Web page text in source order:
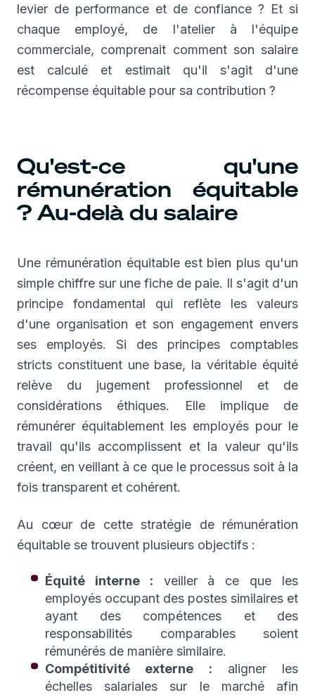
levier de performance et de confiance ? Et si
chaque employé, de l'atelier à l'équipe
commerciale, comprenait comment son salaire
est calculé et estimait qu'il s'agit d'une
récompense équitable pour sa contribution ?
Qu'est-ce qu'une
rémunération équitable
? Au-delà du salaire
Une rémunération équitable est bien plus qu'un
simple chiffre sur une fiche de paie. Il s'agit d'un
principe fondamental qui reflète les valeurs
d'une organisation et son engagement envers
ses employés. Si des principes comptables
stricts constituent une base, la véritable équité
relève du jugement professionnel et de
considérations éthiques. Elle implique de
rémunérer équitablement les employés pour le
travail qu'ils accomplissent et la valeur qu'ils
créent, en veillant à ce que le processus soit à la
fois transparent et cohérent.
Au cœur de cette stratégie de rémunération
équitable se trouvent plusieurs objectifs :
Équité interne : veiller à ce que les
employés occupant des postes similaires et
ayant des compétences et des
responsabilités comparables soient
rémunérés de manière similaire.
Compétitivité externe : aligner les
échelles salariales sur le marché afin